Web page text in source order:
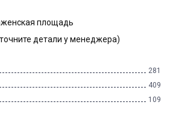
площадь
детали у менеджера)
281
409
109